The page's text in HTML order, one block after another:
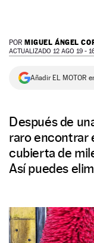
SERVICIOS
NEWSLETTER
POR MIGUEL ÁNGEL
ACTUALIZADO 12 AGO 19 -
Añadir EL MOTOR
Después de
raro encontrar
cubierta de
Así puedes